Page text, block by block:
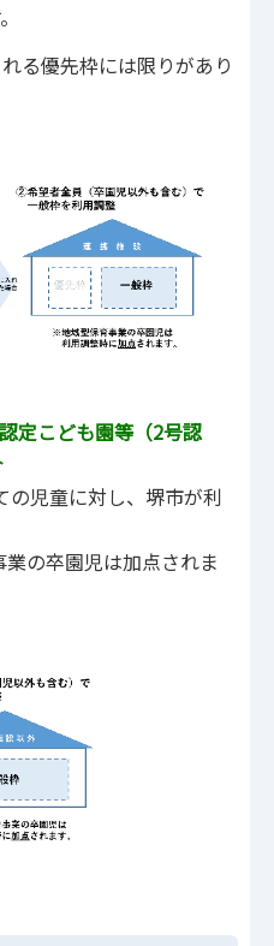
る優先枠には限りがあり
定こども園等（2号認
の児童に対し、堺市が利
の卒園児は加点されま